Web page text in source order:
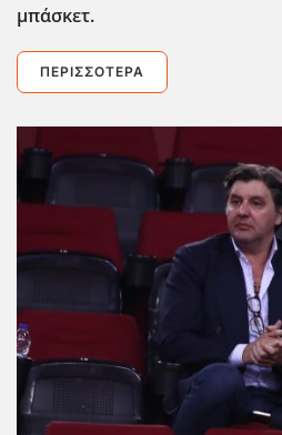
μπάσκετ.
ΠΕΡΙΣΣΌΤΕΡΑ